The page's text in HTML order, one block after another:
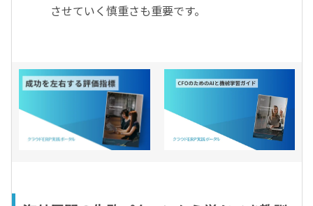
させていく慎重さも重要です。